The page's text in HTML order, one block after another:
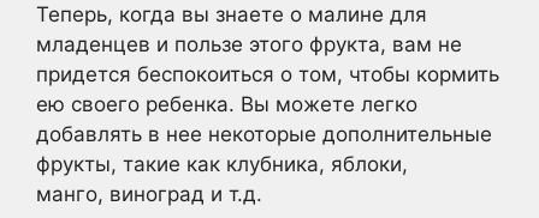
Теперь, когда вы знаете о малине для
младенцев и пользе этого фрукта, вам не
придется беспокоиться о том, чтобы кормить
ею своего ребенка. Вы можете легко
добавлять в нее некоторые дополнительные
фрукты, такие как клубника, яблоки,
манго, виноград и т.д.